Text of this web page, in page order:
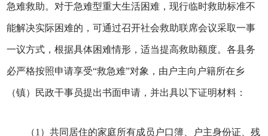
急难救助。对于急难型重大生活困难，现行临时救助标准不
能解决实际困难的，可通过召开社会救助联席会议采取一事
一议方式，根据具体困难情形，适当提高救助额度。各县务
必严格按照申请享受“救急难”对象，由户主向户籍所在乡
（镇）民政干事员提出书面申请，并出具以下证明材料：
（1）共同居住的家庭所有成员户口簿、户主身份证、残